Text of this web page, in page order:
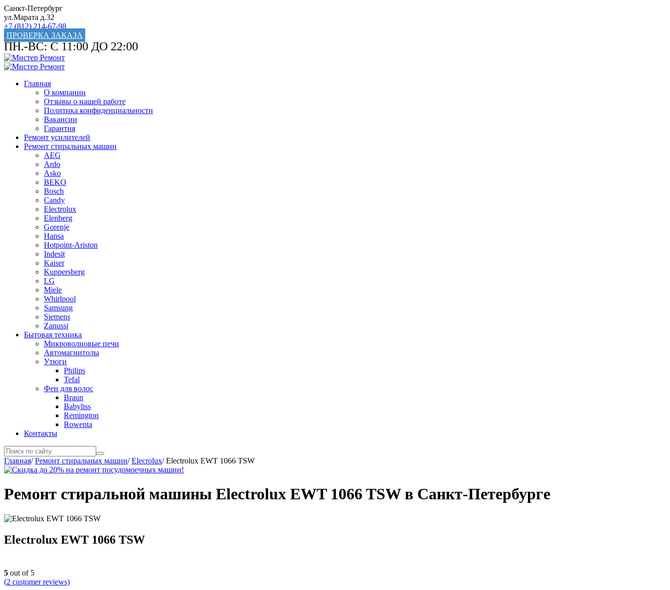
Санкт-Петербург
ул.Марата д.32
+7 (812) 214-67-98
ПРОВЕРКА ЗАКАЗА
ПН.-ВС: С 11:00 ДО 22:00
Главная
О компании
Отзывы о нашей работе
Политика конфиденциальности
Вакансии
Гарантия
Ремонт усилителей
Ремонт стиральных машин
AEG
Ardo
Asko
BEKO
Bosch
Candy
Electrolux
Elenberg
Gorenje
Hansa
Hotpoint-Ariston
Indesit
Kaiser
Kuppersberg
LG
Miele
Whirlpool
Samsung
Siemens
Zanussi
Бытовая техника
Микроволновые печи
Автомагнитолы
Утюги
Philips
Tefal
Фен для волос
Braun
Babyliss
Remington
Rowenta
Контакты
Главная/Ремонт стиральных машин/Elecrolux/Electrolux EWT 1066 TSW
Ремонт стиральной машины Electrolux EWT 1066 TSW в Санкт-Петербурге
Electrolux EWT 1066 TSW
5 out of 5
(2 customer reviews)